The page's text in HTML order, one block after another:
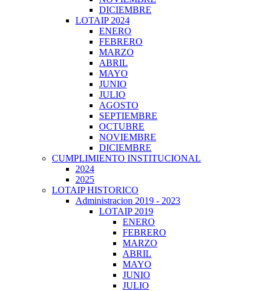
DICIEMBRE
LOTAIP 2024
ENERO
FEBRERO
MARZO
ABRIL
MAYO
JUNIO
JULIO
AGOSTO
SEPTIEMBRE
OCTUBRE
NOVIEMBRE
DICIEMBRE
CUMPLIMIENTO INSTITUCIONAL
2024
2025
LOTAIP HISTORICO
Administracion 2019 - 2023
LOTAIP 2019
ENERO
FEBRERO
MARZO
ABRIL
MAYO
JUNIO
JULIO